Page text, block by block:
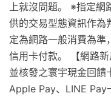
上就沒問題。 ※指定網
供的交易型態資訊作為
定為網路一般消費為準
信用卡付款。 【網路
並核發之寰宇現金回
Apple Pay、LINE Pay